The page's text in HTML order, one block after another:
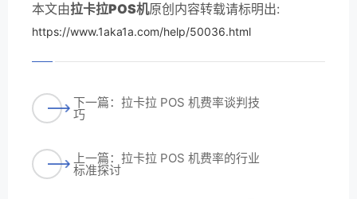
本文由拉卡拉POS机原创内容转载请标明出:
https://www.1aka1a.com/help/50036.html
下一篇：拉卡拉 POS 机费率谈判技
巧
上一篇：拉卡拉 POS 机费率的行业
标准探讨